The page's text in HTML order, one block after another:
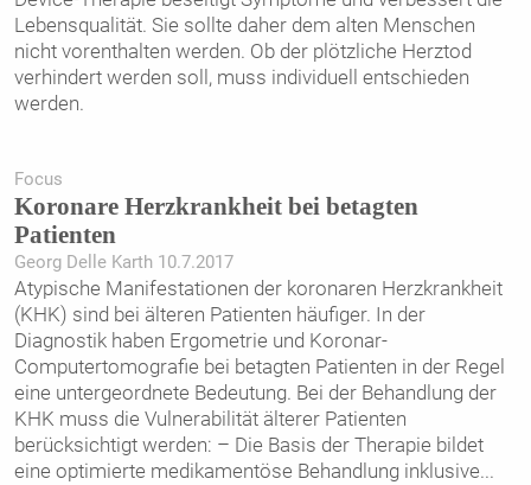
Lebensqualität. Sie sollte daher dem alten Menschen
nicht vorenthalten werden. Ob der plötzliche Herztod
verhindert werden soll, muss individuell entschieden
werden.
Focus
Koronare Herzkrankheit bei betagten
Patienten
Georg Delle Karth 10.7.2017
Atypische Manifestationen der koronaren Herzkrankheit
(KHK) sind bei älteren Patienten häufiger. In der
Diagnostik haben Ergometrie und Koronar-
Computertomografie bei betagten Patienten in der Regel
eine untergeordnete Bedeutung. Bei der Behandlung der
KHK muss die Vulnerabilität älterer Patienten
berücksichtigt werden: – Die Basis der Therapie bildet
eine optimierte medikamentöse Behandlung inklusive...